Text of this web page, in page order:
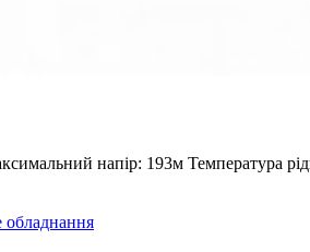
напір: 193м Температура